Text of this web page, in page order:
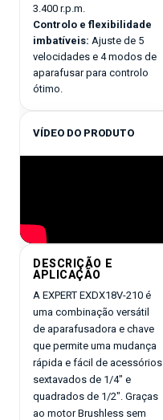
3.400 r.p.m.
Controlo e flexibilidade
imbatíveis: Ajuste de 5
velocidades e 4 modos de
aparafusar para controlo
ótimo.
VÍDEO DO PRODUTO
DESCRIÇÃO E
APLICAÇÃO
A EXPERT EXDX18V-210 é
uma combinação versátil
de aparafusadora e chave
que permite uma mudança
rápida e fácil de acessórios
sextavados de 1/4" e
quadrados de 1/2". Graças
ao motor Brushless sem